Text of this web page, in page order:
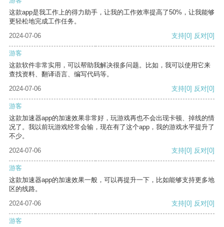
这款app是我工作上的得力助手，让我的工作效率提高了50%，让我能够
更轻松地完成工作任务。
2024-07-06
支持[0] 反对[0]
游客
这款软件非常实用，可以帮助我解决很多问题。比如，我可以使用它来
查找资料、翻译语言、编写代码等。
2024-07-06
支持[0] 反对[0]
游客
这款加速器app的加速效果非常好，玩游戏再也不会出现卡顿、掉线的情
况了。我以前玩游戏经常会输，现在有了这个app，我的游戏水平提升了
不少。
2024-07-06
支持[0] 反对[0]
游客
这款加速器app的加速效果一般，可以再提升一下，比如能够支持更多地
区的线路。
2024-07-06
支持[0] 反对[0]
游客